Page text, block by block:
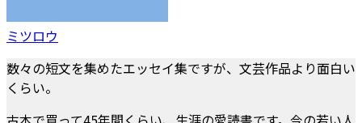
ミツロウ
数々の短文を集めたエッセイ集ですが、文芸作品より面白い
くらい。